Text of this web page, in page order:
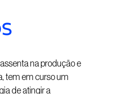
na produção e
tem em curso um
de atingir a